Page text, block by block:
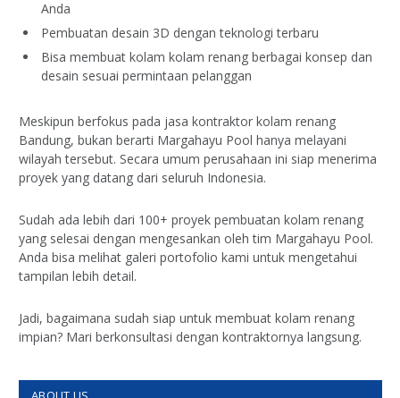
Anda
Pembuatan desain 3D dengan teknologi terbaru
Bisa membuat kolam kolam renang berbagai konsep dan
desain sesuai permintaan pelanggan
Meskipun berfokus pada jasa kontraktor kolam renang
Bandung, bukan berarti Margahayu Pool hanya melayani
wilayah tersebut. Secara umum perusahaan ini siap menerima
proyek yang datang dari seluruh Indonesia.
Sudah ada lebih dari 100+ proyek pembuatan kolam renang
yang selesai dengan mengesankan oleh tim Margahayu Pool.
Anda bisa melihat galeri portofolio kami untuk mengetahui
tampilan lebih detail.
Jadi, bagaimana sudah siap untuk membuat kolam renang
impian? Mari berkonsultasi dengan kontraktornya langsung.